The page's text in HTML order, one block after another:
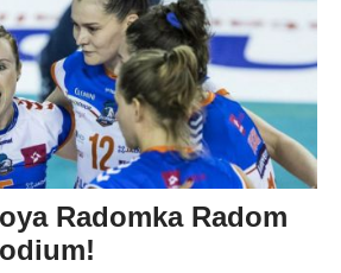
Radomka Radom